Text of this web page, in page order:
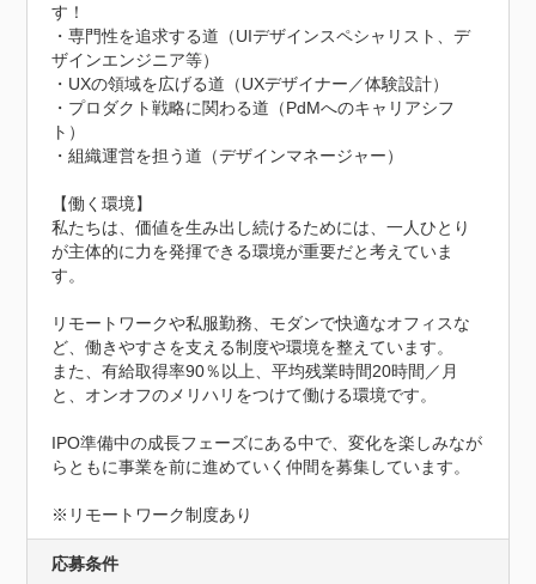
す！
・専門性を追求する道（UIデザインスペシャリスト、デ
ザインエンジニア等）
・UXの領域を広げる道（UXデザイナー／体験設計）
・プロダクト戦略に関わる道（PdMへのキャリアシフ
ト）
・組織運営を担う道（デザインマネージャー）
【働く環境】
私たちは、価値を生み出し続けるためには、一人ひとり
が主体的に力を発揮できる環境が重要だと考えていま
す。
リモートワークや私服勤務、モダンで快適なオフィスな
ど、働きやすさを支える制度や環境を整えています。
また、有給取得率90％以上、平均残業時間20時間／月
と、オンオフのメリハリをつけて働ける環境です。
IPO準備中の成長フェーズにある中で、変化を楽しみなが
らともに事業を前に進めていく仲間を募集しています。
※リモートワーク制度あり
応募条件